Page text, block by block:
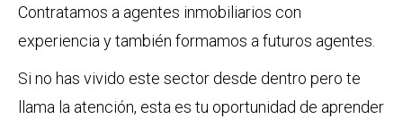
Contratamos a agentes inmobiliarios con
experiencia y también formamos a futuros agentes.
Si no has vivido este sector desde dentro pero te
llama la atención, esta es tu oportunidad de aprender